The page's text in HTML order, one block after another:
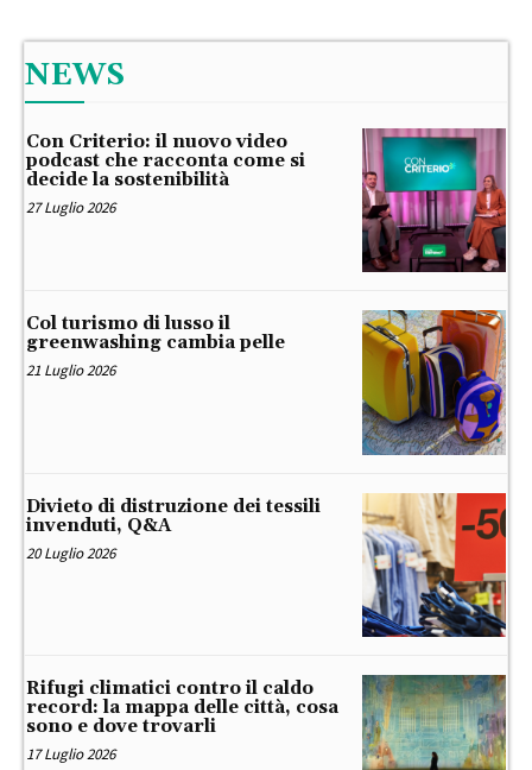
NEWS
Con Criterio: il nuovo video
podcast che racconta come si
decide la sostenibilità
27 Luglio 2026
Col turismo di lusso il
greenwashing cambia pelle
21 Luglio 2026
Divieto di distruzione dei tessili
invenduti, Q&A
20 Luglio 2026
Rifugi climatici contro il caldo
record: la mappa delle città, cosa
sono e dove trovarli
17 Luglio 2026